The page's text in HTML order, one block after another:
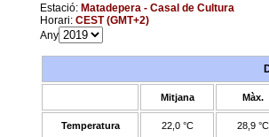
Estació: Matadepera - Casal de Cultura
Horari: CEST (GMT+2)
Any
Mitjana Màx.
Temperatura 22,0 °C 28,9 °C